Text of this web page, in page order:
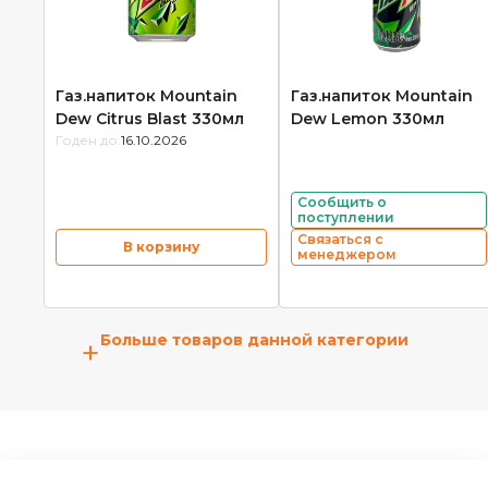
Газ.напиток Mountain
Dew Citrus Blast 330мл
Годен до: 16.10.2026
В корзину
Газ.напиток Mountain
Dew Lemon 330мл
Сообщить о
поступлении
Связаться с
менеджером
+Больше товаров данной категории